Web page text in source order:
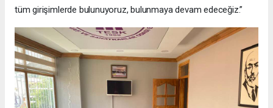
tüm girişimlerde bulunuyoruz, bulunmaya devam edeceğiz.”